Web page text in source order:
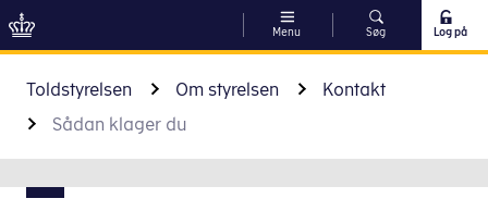
Gå til indhold
Menu Søg Log på
Toldstyrelsen Om styrelsen
Kontakt
Sådan klager du